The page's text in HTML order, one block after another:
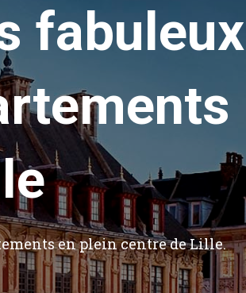
fabuleux
en plein centre de Lille.